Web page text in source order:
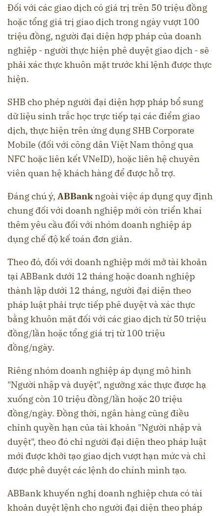
Đối với các giao dịch có giá trị trên 50 triệu đồng
hoặc tổng giá trị giao dịch trong ngày vượt 100
triệu đồng, người đại diện hợp pháp của doanh
nghiệp - người thực hiện phê duyệt giao dịch - sẽ
phải xác thực khuôn mặt trước khi lệnh được thực
hiện.
SHB cho phép người đại diện hợp pháp bổ sung
dữ liệu sinh trắc học trực tiếp tại các điểm giao
dịch, thực hiện trên ứng dụng SHB Corporate
Mobile (đối với công dân Việt Nam thông qua
NFC hoặc liên kết VNeID), hoặc liên hệ chuyên
viên quan hệ khách hàng để được hỗ trợ.
Đáng chú ý, ABBankngoài việc áp dụng quy định
chung đối với doanh nghiệp mới còn triển khai
thêm yêu cầu đối với nhóm doanh nghiệp áp
dụng chế độ kế toán đơn giản.
Theo đó, đối với doanh nghiệp mới mở tài khoản
tại ABBank dưới 12 tháng hoặc doanh nghiệp
thành lập dưới 12 tháng, người đại diện theo
pháp luật phải trực tiếp phê duyệt và xác thực
bằng khuôn mặt đối với các giao dịch từ 50 triệu
đồng/lần hoặc tổng giá trị từ 100 triệu
đồng/ngày.
Riêng nhóm doanh nghiệp áp dụng mô hình
"Người nhập và duyệt", ngưỡng xác thực được hạ
xuống còn 10 triệu đồng/lần hoặc 20 triệu
đồng/ngày. Đồng thời, ngân hàng cũng điều
chỉnh quyền hạn của tài khoản "Người nhập và
duyệt", theo đó chỉ người đại diện theo pháp luật
mới được khởi tạo giao dịch vượt hạn mức và chỉ
được phê duyệt các lệnh do chính mình tạo.
ABBank khuyến nghị doanh nghiệp chưa có tài
khoản duyệt lệnh cho người đại diện theo pháp